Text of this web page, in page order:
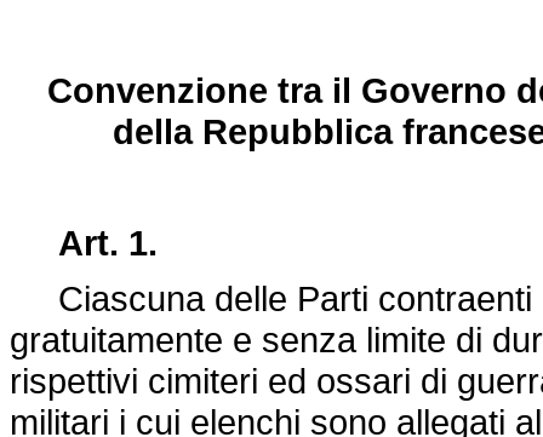
Convenzione tra il Governo
della Repubblica
Art. 1.
Ciascuna delle Parti contraenti
gratuitamente e senza limite di
rispettivi cimiteri ed ossari di
militari i cui elenchi sono allegati